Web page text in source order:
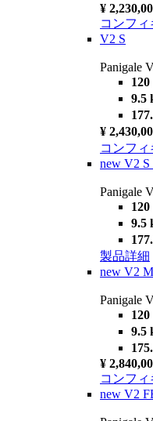
¥
コンフ
V2 S
Panigale
120
9.5
¥
コンフ
new V2 S
Panigale
120
9.5
製品詳細
new V2
Panigale
9.5
¥
コンフ
new V2